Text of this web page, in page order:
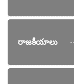
రాజకీయాలు